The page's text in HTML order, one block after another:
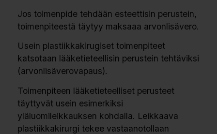
Jos toimenpide tehdään esteettisin perustein,
toimenpiteestä täytyy maksaaa arvonlisävero.
Usein plastiikkakirugiset toimenpiteet
katsotaan lääketieteellisin perustein tehtäviksi
(arvonlisäverovapaus).
Toimenpiteen lääketieteelliset perusteet
täyttyvät usein esimerkiksi
yläluomileikkauksen kohdalla. Leikkaava
plastiikkakirurgi tekee vastaanotollaan